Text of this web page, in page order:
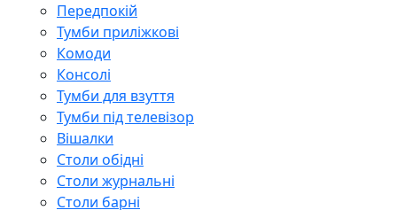
Передпокій
Тумби приліжкові
Комоди
Консолі
Тумби для взуття
Тумби під телевізор
Вішалки
Столи обідні
Столи журнальні
Столи барні